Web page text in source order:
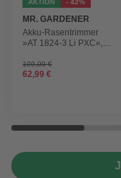
AKTION - 42%
MR. GARDENER
Akku-Rasentrimmer
»AT 1824-3 Li PXC«,
109,00 €
62,99 €